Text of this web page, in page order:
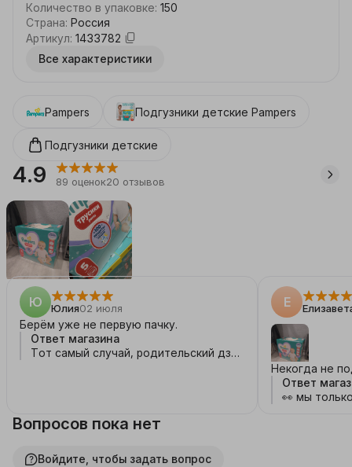
Количество в упаковке: 150
Страна: Россия
Артикул: 1433782
Все характеристики
Pampers Подгузники детские Pampers
Подгузники детские
4.9 89 оценок20 отзывов
Ю Юлия02 июля
Берём уже не первую пачку.
Ответ магазина
Тот самый случай, родительский дзен
Е
Некогда не
Ответ
👀 мы
Вопросов пока нет
Войдите, чтобы задать вопрос